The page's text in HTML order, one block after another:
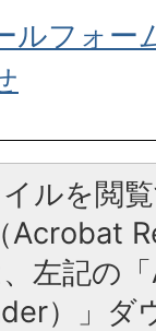
ルフォー
ルを閲
Acrobat
左記の
）」ダ